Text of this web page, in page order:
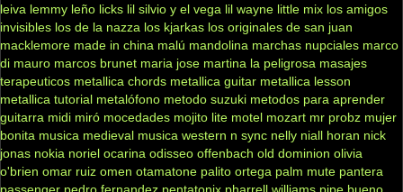
leiva lemmy leño licks lil silvio y el vega lil wayne little mix los amigos
invisibles los de la nazza los kjarkas los originales de san juan
macklemore made in china malú mandolina marchas nupciales marco
di mauro marcos brunet maria jose martina la peligrosa masajes
terapeuticos metallica chords metallica guitar metallica lesson
metallica tutorial metalófono metodo suzuki metodos para aprender
guitarra midi miró mocedades mojito lite motel mozart mr probz mujer
bonita musica medieval musica western n sync nelly niall horan nick
jonas nokia noriel ocarina odisseo offenbach old dominion olivia
o'brien omar ruiz omen otamatone palito ortega palm mute pantera
passenger pedro fernandez pentatonix pharrell williams pipe bueno